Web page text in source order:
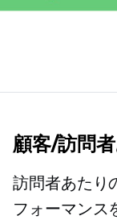
顧客/訪問
訪問者あたり
フォーマンス